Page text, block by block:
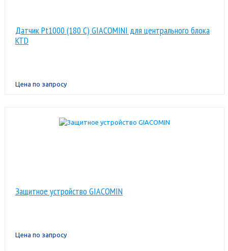
Датчик Pt1000 (180 C) GIACOMINI для центрального блока
KTD
Цена по запросу
Защитное устройство GIACOMIN
Цена по запросу